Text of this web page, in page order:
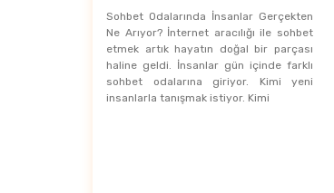
Sohbet Odalarında İnsanlar Gerçekten
Ne Arıyor? İnternet aracılığı ile sohbet
etmek artık hayatın doğal bir parçası
haline geldi. İnsanlar gün içinde farklı
sohbet odalarına giriyor. Kimi yeni
insanlarla tanışmak istiyor. Kimi